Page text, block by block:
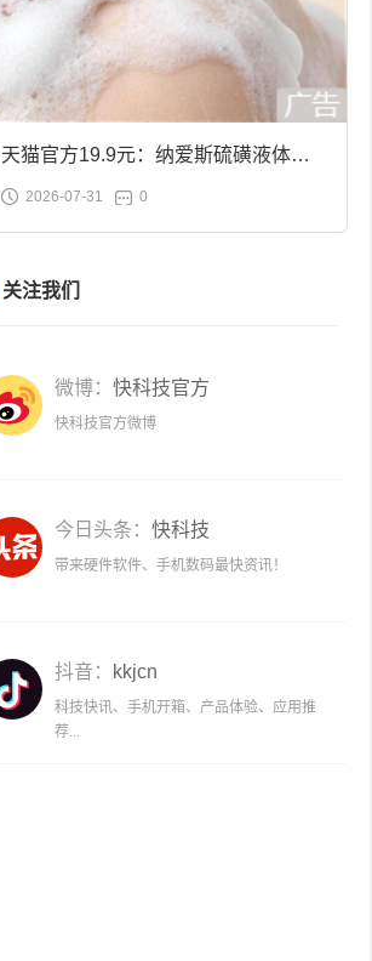
天猫官方19.9元：纳爱斯硫磺液体香
皂2斤大促
2026-07-31 0
关注我们
微博： 快科技官方
快科技官方微博
今日头条： 快科技
带来硬件软件、手机数码最快资讯！
抖音： kkjcn
科技快讯、手机开箱、产品体验、应用推
荐...